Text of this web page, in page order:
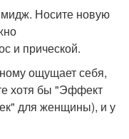
Носите новую
и прической.
ощущает себя,
хотя бы "Эффект
для женщины), и у